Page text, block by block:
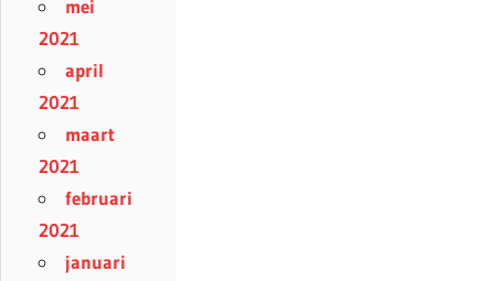
mei
2021
april
2021
maart
2021
februari
2021
januari